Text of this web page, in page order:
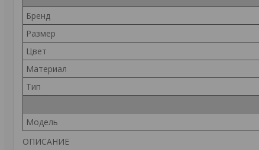
Бренд
Размер
Цвет
Материал
Тип
Модель
ОПИСАНИЕ